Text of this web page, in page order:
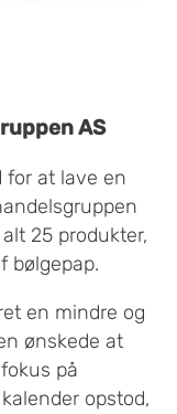
AS
for at lave en
25 produkter,
bølgepap.
en mindre og
ønskede at
på
opstod,